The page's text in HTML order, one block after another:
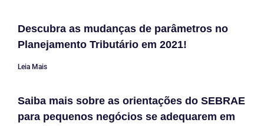
Descubra as mudanças de parâmetros no
Planejamento Tributário em 2021!
Leia Mais
Saiba mais sobre as orientações do SEBRAE
para pequenos negócios se adequarem em